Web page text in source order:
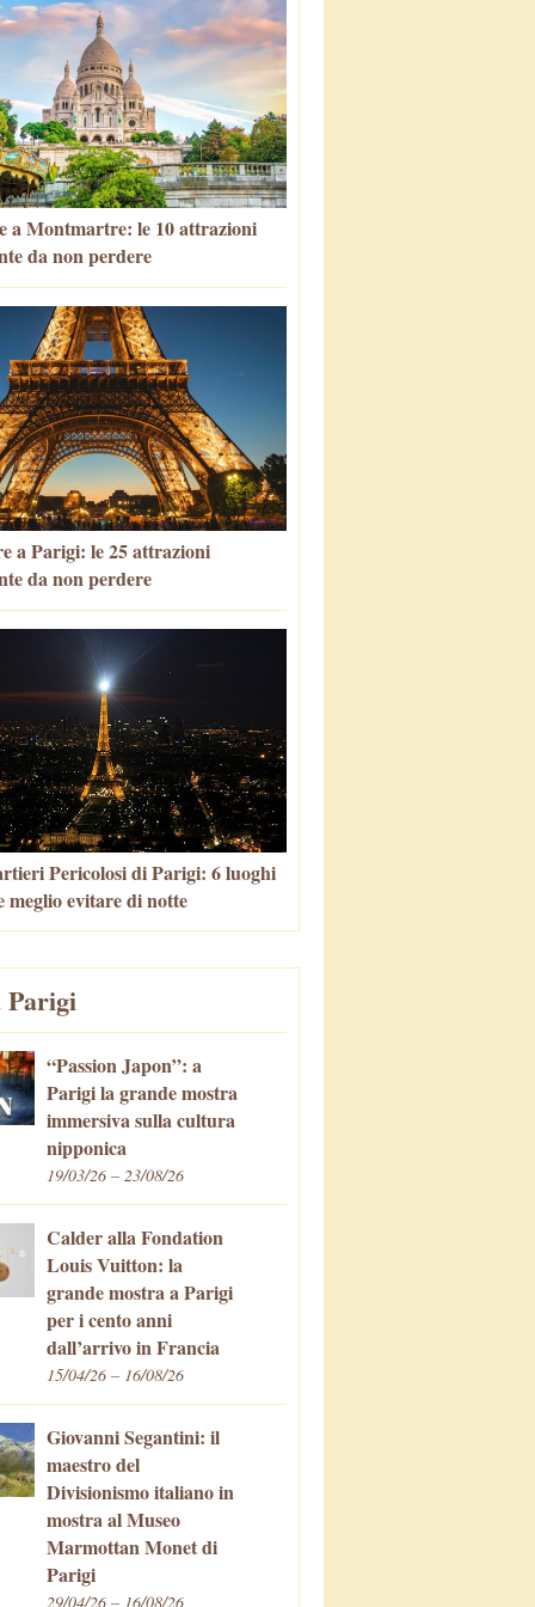
a Montmartre: le 10 attrazioni
da non perdere
a Parigi: le 25 attrazioni
da non perdere
Pericolosi di Parigi: 6 luoghi
meglio evitare di notte
Parigi
“Passion Japon”: a
Parigi la grande mostra
immersiva sulla cultura
nipponica
19/03/26 – 23/08/26
Calder alla Fondation
Louis Vuitton: la
grande mostra a Parigi
per i cento anni
dall’arrivo in Francia
15/04/26 – 16/08/26
Giovanni Segantini: il
maestro del
Divisionismo italiano in
mostra al Museo
Marmottan Monet di
Parigi
29/04/26 – 16/08/26